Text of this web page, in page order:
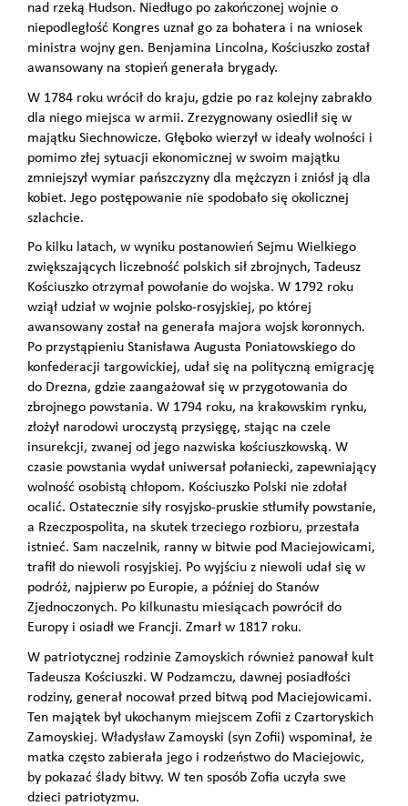
nad rzeką Hudson. Niedługo po zakończonej wojnie o
niepodległość Kongres uznał go za bohatera i na wniosek
ministra wojny gen. Benjamina Lincolna, Kościuszko został
awansowany na stopień generała brygady.
W 1784 roku wrócił do kraju, gdzie po raz kolejny zabrakło
dla niego miejsca w armii. Zrezygnowany osiedlił się w
majątku Siechnowicze. Głęboko wierzył w ideały wolności i
pomimo złej sytuacji ekonomicznej w swoim majątku
zmniejszył wymiar pańszczyzny dla mężczyzn i zniósł ją dla
kobiet. Jego postępowanie nie spodobało się okolicznej
szlachcie.
Po kilku latach, w wyniku postanowień Sejmu Wielkiego
zwiększających liczebność polskich sił zbrojnych, Tadeusz
Kościuszko otrzymał powołanie do wojska. W 1792 roku
wziął udział w wojnie polsko-rosyjskiej, po której
awansowany został na generała majora wojsk koronnych.
Po przystąpieniu Stanisława Augusta Poniatowskiego do
konfederacji targowickiej, udał się na polityczną emigrację
do Drezna, gdzie zaangażował się w przygotowania do
zbrojnego powstania. W 1794 roku, na krakowskim rynku,
złożył narodowi uroczystą przysięgę, stając na czele
insurekcji, zwanej od jego nazwiska kościuszkowską. W
czasie powstania wydał uniwersał połaniecki, zapewniający
wolność osobistą chłopom. Kościuszko Polski nie zdołał
ocalić. Ostatecznie siły rosyjsko-pruskie stłumiły powstanie,
a Rzeczpospolita, na skutek trzeciego rozbioru, przestała
istnieć. Sam naczelnik, ranny w bitwie pod Maciejowicami,
trafił do niewoli rosyjskiej. Po wyjściu z niewoli udał się w
podróż, najpierw po Europie, a później do Stanów
Zjednoczonych. Po kilkunastu miesiącach powrócił do
Europy i osiadł we Francji. Zmarł w 1817 roku.
W patriotycznej rodzinie Zamoyskich również panował kult
Tadeusza Kościuszki. W Podzamczu, dawnej posiadłości
rodziny, generał nocował przed bitwą pod Maciejowicami.
Ten majątek był ukochanym miejscem Zofii z Czartoryskich
Zamoyskiej. Władysław Zamoyski (syn Zofii) wspominał, że
matka często zabierała jego i rodzeństwo do Maciejowic,
by pokazać ślady bitwy. W ten sposób Zofia uczyła swe
dzieci patriotyzmu.